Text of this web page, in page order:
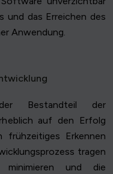
und das Erreichen des
Anwendung.
Bestandteil der
auf den Erfolg
frühzeitiges Erkennen
tragen
und die